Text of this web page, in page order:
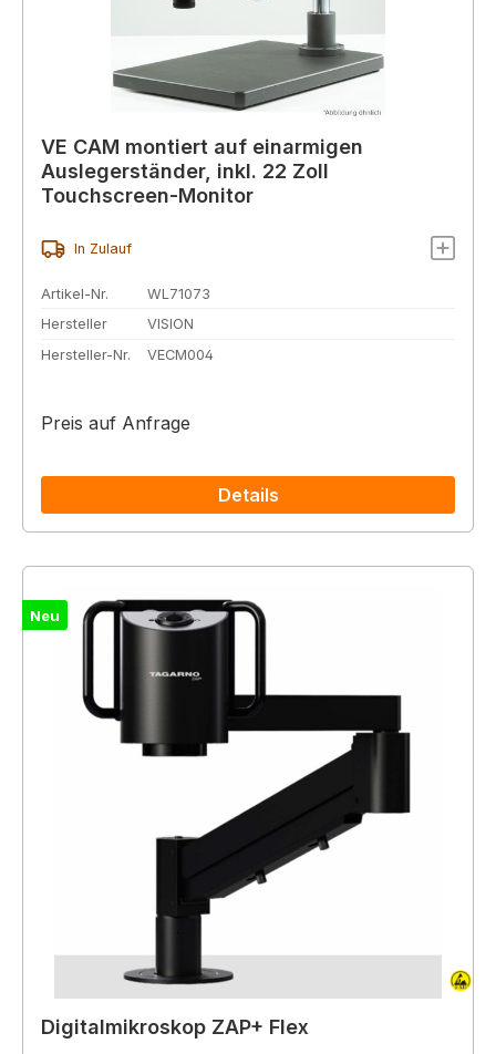
VE CAM montiert auf einarmigen
Auslegerständer, inkl. 22 Zoll
Touchscreen-Monitor
In Zulauf
Artikel-Nr.
WL71073
Hersteller
VISION
Hersteller-Nr.
VECM004
Preis auf Anfrage
Details
Neu
Digitalmikroskop ZAP+ Flex